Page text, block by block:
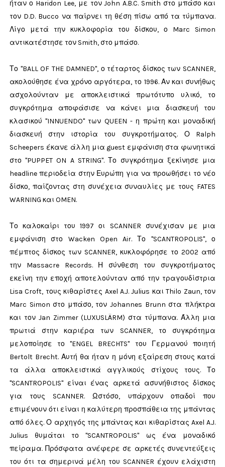
ήταν ο Haridon Lee, με τον John A.B.C. Smith στο μπάσο και
τον D.D. Bucco να παίρνει τη θέση πίσω από τα τύμπανα.
Λίγο μετά την κυκλοφορία του δίσκου, ο Marc Simon
αντικατέστησε τον Smith, στο μπάσο.
Το "BALL OF THE DAMNED", ο τέταρτος δίσκος των SCANNER,
ακολούθησε ένα χρόνο αργότερα, το 1996. Αν και συνήθως
ασχολούνταν με αποκλειστικά πρωτότυπο υλικό, το
συγκρότημα αποφάσισε να κάνει μια διασκευή του
κλασικού "INNUENDO" των QUEEN - η πρώτη και μοναδική
διασκευή στην ιστορία του συγκροτήματος. Ο Ralph
Scheepers έκανε άλλη μια guest εμφάνιση στα φωνητικά
στο "PUPPET ON A STRING". Το συγκρότημα ξεκίνησε μια
headline περιοδεία στην Ευρώπη για να προωθήσει το νέο
δίσκο, παίζοντας στη συνέχεια συναυλίες με τους FATES
WARNING και OMEN.
Το καλοκαίρι του 1997 οι SCANNER συνέχισαν με μια
εμφάνιση στο Wacken Open Air. Το "SCANTROPOLIS", ο
πέμπτος δίσκος των SCANNER, κυκλοφόρησε το 2002 από
την Massacre Records. Η σύνθεση του συγκροτήματος
εκείνη την εποχή αποτελούνταν από την τραγουδίστρια
Lisa Croft, τους κιθαρίστες Axel A.J. Julius και Thilo Zaun, τον
Marc Simon στο μπάσο, τον Johannes Brunn στα πλήκτρα
και τον Jan Zimmer (LUXUSLÄRM) στα τύμπανα. Άλλη μια
πρωτιά στην καριέρα των SCANNER, το συγκρότημα
μελοποίησε το "ENGEL BRECHTS" του Γερμανού ποιητή
Bertolt Brecht. Αυτή θα ήταν η μόνη εξαίρεση στους κατά
τα άλλα αποκλειστικά αγγλικούς στίχους τους. Το
"SCANTROPOLIS" είναι ένας αρκετά ασυνήθιστος δίσκος
για τους SCANNER. Ωστόσο, υπάρχουν οπαδοί που
επιμένουν ότι είναι η καλύτερη προσπάθεια της μπάντας
από όλες. Ο αρχηγός της μπάντας και κιθαρίστας Axel A.J.
Julius θυμάται το "SCANTROPOLIS" ως ένα μοναδικό
πείραμα. Πρόσφατα ανέφερε σε αρκετές συνεντεύξεις
του ότι τα σημερινά μέλη του SCANNER έχουν ελάχιστη